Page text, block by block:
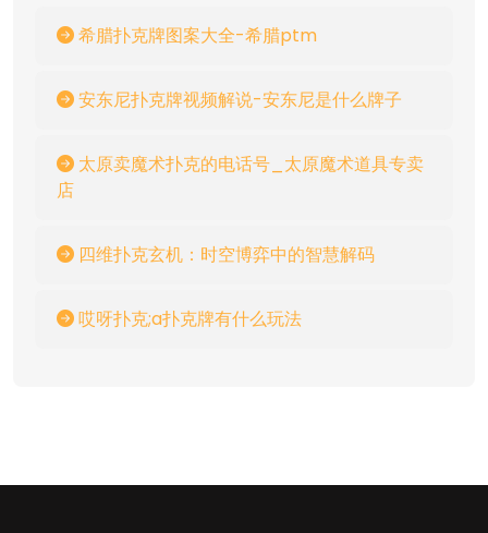
希腊扑克牌图案大全-希腊ptm
安东尼扑克牌视频解说-安东尼是什么牌子
太原卖魔术扑克的电话号_太原魔术道具专卖
店
四维扑克玄机：时空博弈中的智慧解码
哎呀扑克;a扑克牌有什么玩法